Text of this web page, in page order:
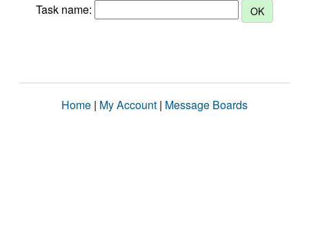
Task name:
Home | My Account | Message Boards